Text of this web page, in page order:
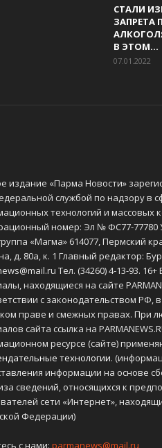
СТАЛИ
ЗАПРЕТА
В ЭТОМ...
07.01.2022
издание «Парма Новости»
службой по надзору в
технологий и массовых
номер: Эл № ФС77-77780
«Магма» 614077, Пермский
д. 80а, к. 1 Главный редактор:
Тел. (34260) 4-13-93.
находящиеся на сайте
с законодательством РФ,
праве и смежных правах. При
сайта ссылка на
ресурсе (сайте)
технологии.
информации на основе
сведений, относящихся к
сети «Интернет»,
Федерации)
с нами: parmanews@mail.ru